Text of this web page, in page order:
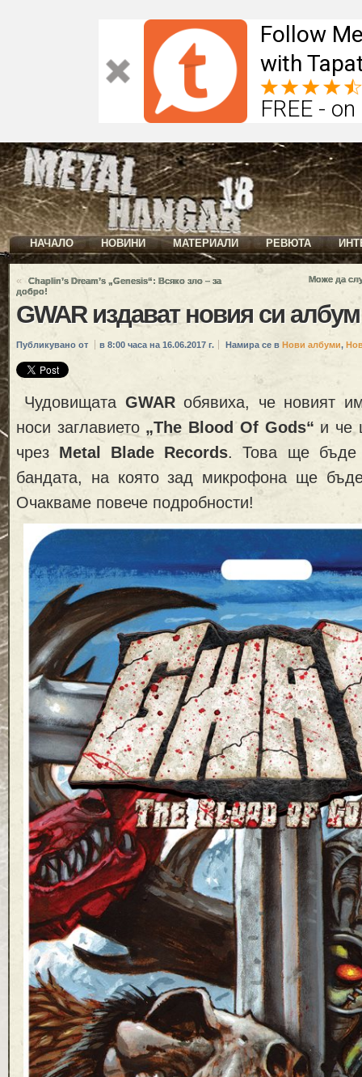
Follow
with
FREE -
НАЧАЛО НОВИНИ МАТЕРИАЛИ РЕВЮТА
«
Chaplin’s Dream’s „Genesis“: Всяко зло – за
добро!
Може да
GWAR издават новия си
Публикувано от в 8:00 часа на 16.06.2017 г. Намира се в Нови албуми,
Чудовищата GWARобявиха, че новият
носи заглавието „The Blood Of Gods“ и че
чрез Metal Blade Records. Това ще бъде
бандата, на която зад микрофона ще
Очакваме повече подробности!